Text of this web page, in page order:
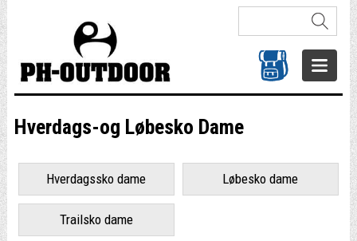
Hverdags-og Løbesko Dame
Hverdagssko dame Løbesko dame
Trailsko dame